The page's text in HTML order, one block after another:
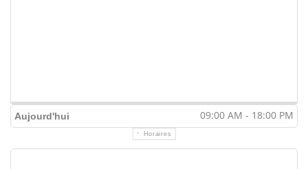
Aujourd'hui 09:00 AM - 18:00 PM
Horaires